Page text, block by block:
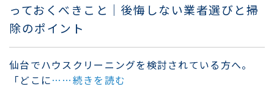
っておくべきこと｜後悔しない業者選びと掃
除のポイント
仙台でハウスクリーニングを検討されている方へ。
「どこに……続きを読む